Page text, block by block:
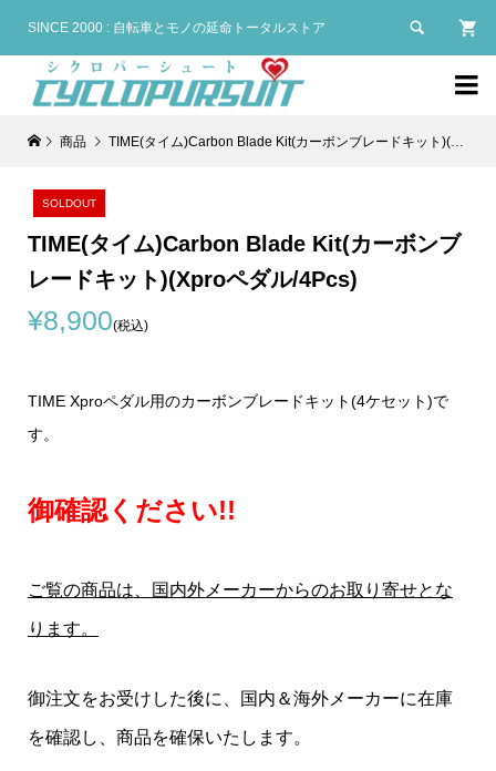
SINCE 2000 : 自転車とモノの延命トータルストア 

商品 TIME(タイム)Carbon Blade Kit(カーボンブレードキット)(Xproペダル/4Pcs)
SOLDOUT
TIME(タイム)Carbon Blade Kit(カーボンブ
レードキット)(Xproペダル/4Pcs)
¥8,900(税込)
TIME Xproペダル用のカーボンブレードキット(4ケセット)で
す。
御確認ください!!
ご覧の商品は、国内外メーカーからのお取り寄せとな
ります。
御注文をお受けした後に、国内＆海外メーカーに在庫
を確認し、商品を確保いたします。